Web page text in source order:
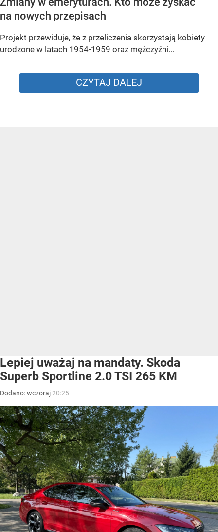
na nowych przepisach
Projekt przewiduje, że z przeliczenia skorzystają kobiety
urodzone w latach 1954-1959 oraz mężczyźni...
CZYTAJ DALEJ
Lepiej uważaj na mandaty. Skoda
Superb Sportline 2.0 TSI 265 KM
Dodano:wczoraj 20:25